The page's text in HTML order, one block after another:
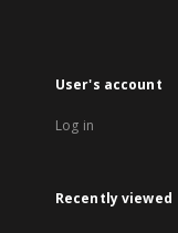
User's account
Log in
Recently viewed